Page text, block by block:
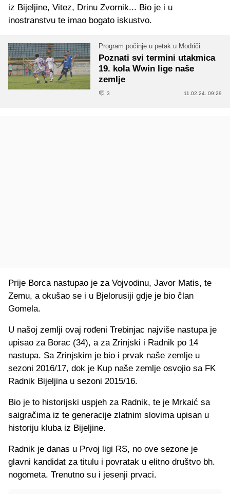
iz Bijeljine, Vitez, Drinu Zvornik... Bio je i u
inostranstvu te imao bogato iskustvo.
Program počinje u petak u Modriči
Poznati svi termini utakmica
19. kola Wwin lige naše
zemlje
3 11.02.24. 09:29
Prije Borca nastupao je za Vojvodinu, Javor Matis, te
Zemu, a okušao se i u Bjelorusiji gdje je bio član
Gomela.
U našoj zemlji ovaj rođeni Trebinjac najviše nastupa je
upisao za Borac (34), a za Zrinjski i Radnik po 14
nastupa. Sa Zrinjskim je bio i prvak naše zemlje u
sezoni 2016/17, dok je Kup naše zemlje osvojio sa FK
Radnik Bijeljina u sezoni 2015/16.
Bio je to historijski uspjeh za Radnik, te je Mrkaić sa
saigračima iz te generacije zlatnim slovima upisan u
historiju kluba iz Bijeljine.
Radnik je danas u Prvoj ligi RS, no ove sezone je
glavni kandidat za titulu i povratak u elitno društvo bh.
nogometa. Trenutno su i jesenji prvaci.